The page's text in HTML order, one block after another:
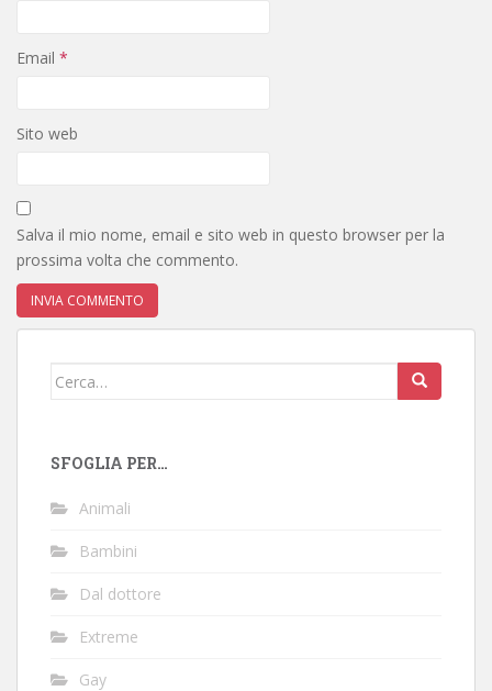
Email *
Sito web
Salva il mio nome, email e sito web in questo browser per la
prossima volta che commento.
Cerca:
SFOGLIA PER…
Animali
Bambini
Dal dottore
Extreme
Gay